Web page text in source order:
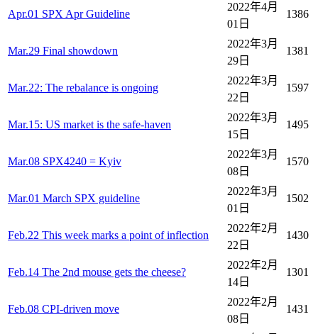
Apr.01 SPX Apr Guideline
2022年4月
01日
1386
Mar.29 Final showdown
2022年3月
29日
1381
Mar.22: The rebalance is ongoing
2022年3月
22日
1597
Mar.15: US market is the safe-haven
2022年3月
15日
1495
Mar.08 SPX4240 = Kyiv
2022年3月
08日
1570
Mar.01 March SPX guideline
2022年3月
01日
1502
Feb.22 This week marks a point of inflection
2022年2月
22日
1430
Feb.14 The 2nd mouse gets the cheese?
2022年2月
14日
1301
Feb.08 CPI-driven move
2022年2月
08日
1431